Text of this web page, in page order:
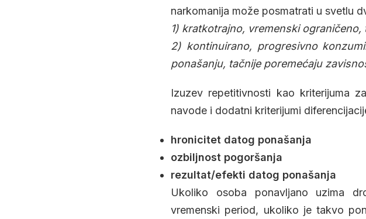
narkomanija može posmatrati u svetlu
1) kratkotrajno, vremenski
2) kontinuirano, progresivno
ponašanju, tačnije poremećaju
Izuzev repetitivnosti kao kriterijuma
navode i dodatni kriterijumi
hronicitet datog ponašanja
ozbiljnost pogoršanja
rezultat/efekti datog ponašanja
Ukoliko osoba ponavljano uzima
vremenski period, ukoliko je takvo